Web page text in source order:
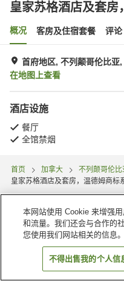
皇家苏格酒店及套房
概况 客房及住宿套餐 评论
首府地区, 不列颠哥伦比亚
在地图上查看
酒店设施
餐厅
全馆禁烟
首页 加拿大 不列颠哥伦比
皇家苏格酒店及套房，温德姆商标
本网站使用 Cookie 来增强
和流量。我们还会与合作的
您使用我们网站相关的信息。
不得出售我的个人信